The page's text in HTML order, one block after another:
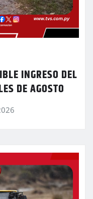
INGRESO DEL
DE AGOSTO